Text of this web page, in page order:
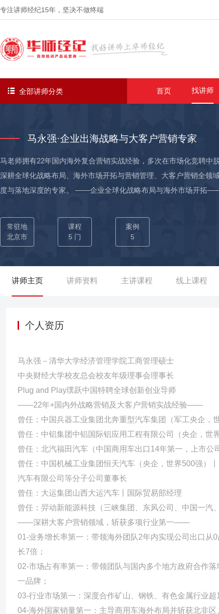
专注讲师经纪15年 ，坚决不做终端
全部讲师分类 首页 找讲师
马永强·企业出海战略与大客户营销专家
马老师拥有22年国内海外复合营销实战经验，多次在市场化竞聘
深耕全球化战略布局、海外市场开拓与营销管理、大客户营销全领
度与落地深度的专家。 ——企业全球化战略布局与海外市场开拓——主导海外业务从0到1的体系构建与战略市场突破，整合全球
京、广州、成都三大办事处支撑体系，成功开拓30余个国家市场
海外发展速度远超同行，在百余家竞争企业中跻身行业第7名。
境选派的四大海外市场运营中心之一的首席代表，常驻阿尔及利亚
谈判，与科特迪瓦和马里的交通部长达成战略合作协议，推动政
辆的产能支撑，构建起“生产-营销-服务”一体化的海外运营体系。 ——国内大客户营销体系构建与规模化增长——通过体系重塑、
深度重塑，实现大客户市场同比增长5倍，经销渠道贡献度提升
成为精品重卡标杆企业。 02-【创新商业模式打造行业标杆】：任
业模式设计与团队管理，三年内业务规模突破30亿元；创新策划“
订单超50亿元；深耕“铝天桥”细分领域，实现行业规模、市场占
荣获中铝国际总裁特别奖。 03-【构建覆盖全国的营销网络与管控
内营销，建立完善的国内营销体系，开发多家战略客户，布局700
定集团整体营销规划，搭建集采体系，实现对全级次23家企业、多
常驻地
北京市
课程
5 门
案例
5
讲师主页 讲师资料 主讲课程 线上课程
个人资历
马永强－清华大学经济管理学院工商管理硕士
中央财经大学校友总会校友年级理事会理事长
Plug and Play璞跃中国特聘全球创新创业导师
——22年+国内外战略营销及大客户营销实战经验——
曾任：中国兵器工业集团北奔重型汽车集团（军工央企
曾任：中铝集团中铝国际铝应用工程有限公司（央企，世
曾任：北汽福田汽车（中国商用车出口14年第一，上市
曾任：中国机械工业集团恒天汽车（央企，世界500强）
汽车有限公司等分子公司董事长
曾任：大运集团山西大运汽车丨国际贸易部经理
曾任：羿动新能源科技（三峡集团、东风公司、中国一汽
——深耕大客户营销领域，斩获多项行业第一——
01-业务增长率第一：带领海外团队2年内实现公司出口
长7倍；
02-市场占有率第一：带领团队与国内多个地方政府合作
一品牌；
03-行业市场第一：深度合作矿山、钢铁、有色金属行业
04-海外国家销量第一：主导商用车海外布局并斩获北非